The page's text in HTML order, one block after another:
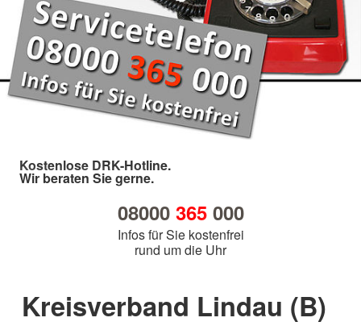
Kostenlose DRK-Hotline.
Wir beraten Sie gerne.
08000 365000
Infos für Sie kostenfrei
rund um die Uhr
Kreisverband Lindau (B)